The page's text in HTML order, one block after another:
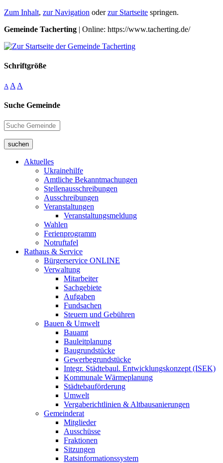
Zum Inhalt, zur Navigation oderzur Startseite springen.
Gemeinde Tacherting | Online: https://www.tacherting.de/
Schriftgröße
A A A
Suche Gemeinde
suchen
Aktuelles
Ukrainehilfe
Amtliche Bekanntmachungen
Stellenausschreibungen
Ausschreibungen
Veranstaltungen
Veranstaltungsmeldung
Wahlen
Ferienprogramm
Notruftafel
Rathaus & Service
Bürgerservice ONLINE
Verwaltung
Mitarbeiter
Sachgebiete
Aufgaben
Fundsachen
Steuern und Gebühren
Bauen & Umwelt
Bauamt
Bauleitplanung
Baugrundstücke
Gewerbegrundstücke
Integr. Städtebaul. Entwicklungskonzept (ISEK)
Kommunale Wärmeplanung
Städtebauförderung
Umwelt
Vergaberichtlinien & Altbausanierungen
Gemeinderat
Mitglieder
Ausschüsse
Fraktionen
Sitzungen
Ratsinformationssystem